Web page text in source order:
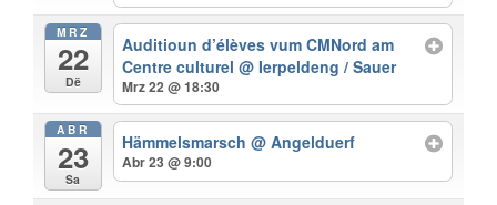
MRZ
22
Dë
Auditioun d’élèves vum CMNord am
Centre culturel@ Ierpeldeng / Sauer
Mrz 22 @ 18:30
ABR
23
Sa
Hämmelsmarsch@ Angelduerf
Abr 23 @ 9:00